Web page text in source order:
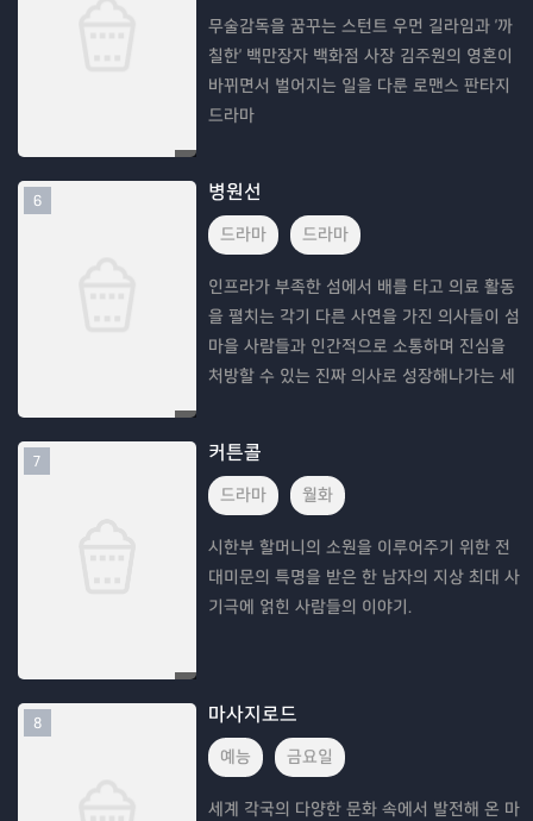
무술감독을 꿈꾸는 스턴트 우먼 길라임과 '까
칠한' 백만장자 백화점 사장 김주원의 영혼이
바뀌면서 벌어지는 일을 다룬 로맨스 판타지
드라마
6 병원선
드라마 드라마
인프라가 부족한 섬에서 배를 타고 의료 활동
을 펼치는 각기 다른 사연을 가진 의사들이 섬
마을 사람들과 인간적으로 소통하며 진심을
처방할 수 있는 진짜 의사로 성장해나가는 세
7 커튼콜
드라마 월화
시한부 할머니의 소원을 이루어주기 위한 전
대미문의 특명을 받은 한 남자의 지상 최대 사
기극에 얽힌 사람들의 이야기.
8 마사지로드
예능 금요일
세계 각국의 다양한 문화 속에서 발전해 온 마